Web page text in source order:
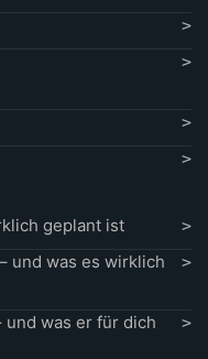
geplant ist
und was es wirklich
und was er für dich